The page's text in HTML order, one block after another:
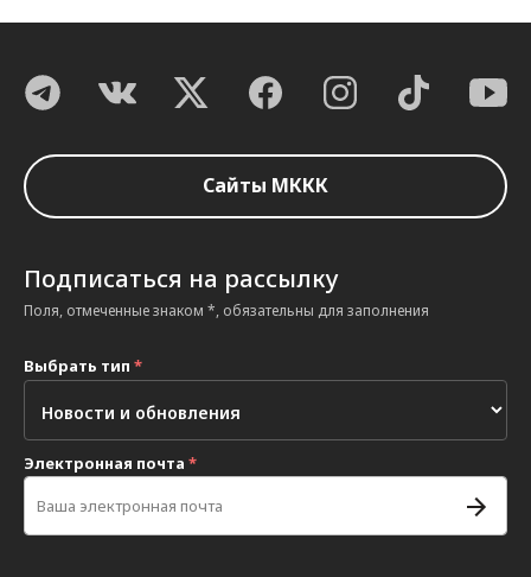
Сайты МККК
Подписаться на рассылку
Поля, отмеченные знаком *, обязательны для заполнения
Выбрать тип *
Электронная почта *